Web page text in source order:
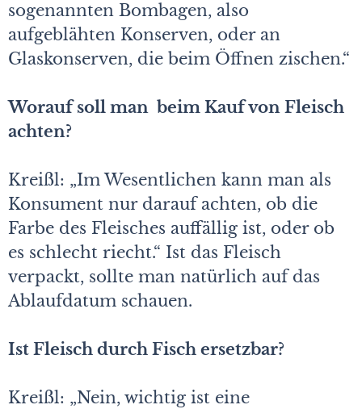
sogenannten Bombagen, also
aufgeblähten Konserven, oder an
Glaskonserven, die beim Öffnen zischen.“
Worauf soll man beim Kauf von Fleisch
achten?
Kreißl: „Im Wesentlichen kann man als
Konsument nur darauf achten, ob die
Farbe des Fleisches auffällig ist, oder ob
es schlecht riecht.“ Ist das Fleisch
verpackt, sollte man natürlich auf das
Ablaufdatum schauen.
Ist Fleisch durch Fisch ersetzbar?
Kreißl: „Nein, wichtig ist eine